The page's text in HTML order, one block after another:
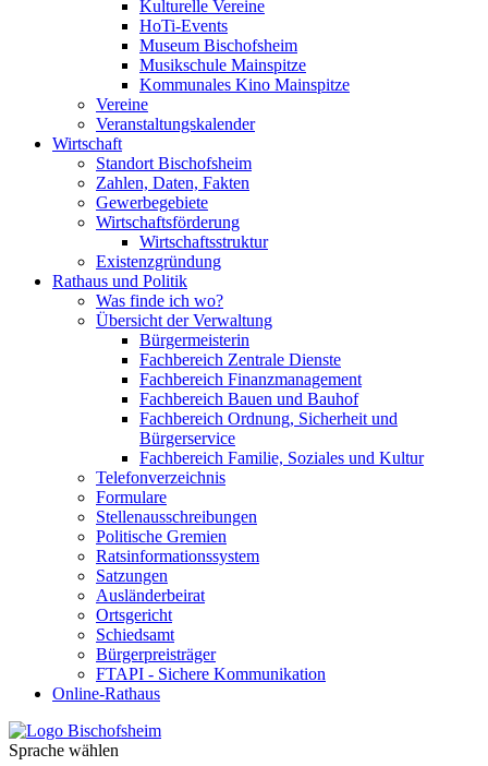
Kulturelle Vereine
HoTi-Events
Museum Bischofsheim
Musikschule Mainspitze
Kommunales Kino Mainspitze
Vereine
Veranstaltungskalender
Wirtschaft
Standort Bischofsheim
Zahlen, Daten, Fakten
Gewerbegebiete
Wirtschaftsförderung
Wirtschaftsstruktur
Existenzgründung
Rathaus und Politik
Was finde ich wo?
Übersicht der Verwaltung
Bürgermeisterin
Fachbereich Zentrale Dienste
Fachbereich Finanzmanagement
Fachbereich Bauen und Bauhof
Fachbereich Ordnung, Sicherheit und
Bürgerservice
Fachbereich Familie, Soziales und Kultur
Telefonverzeichnis
Formulare
Stellenausschreibungen
Politische Gremien
Ratsinformationssystem
Satzungen
Ausländerbeirat
Ortsgericht
Schiedsamt
Bürgerpreisträger
FTAPI - Sichere Kommunikation
Online-Rathaus
Sprache wählen